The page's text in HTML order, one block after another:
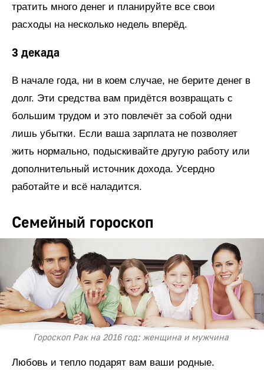
тратить много денег и планируйте все свои
расходы на несколько недель вперёд.
3 декада
В начале года, ни в коем случае, не берите денег в
долг. Эти средства вам придётся возвращать с
большим трудом и это повлечёт за собой одни
лишь убытки. Если ваша зарплата не позволяет
жить нормально, подыскивайте другую работу или
дополнительный источник дохода. Усердно
работайте и всё наладится.
Семейный гороскоп
Гороскоп Рак на 2016 год: женщина и мужчина
Любовь и тепло подарят вам ваши родные.